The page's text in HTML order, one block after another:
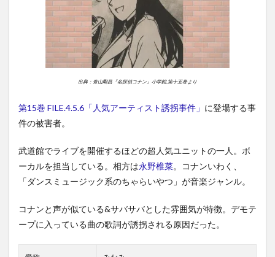
出典：青山剛昌『名探偵コナン』小学館,第十五巻より
第15巻 FILE.4.5.6「人気アーティスト誘拐事件」 に登場する事
件の被害者。
武道館でライブを開催するほどの超人気ユニットの一人。ボ
ーカルを担当している。相方は永野椎菜。コナンいわく、
「ダンスミュージック系のちゃらいやつ」が音楽ジャンル。
コナンと声が似ている&サバサバとした雰囲気が特徴。デモテ
ープに入っている曲の歌詞が誘拐される原因だった。